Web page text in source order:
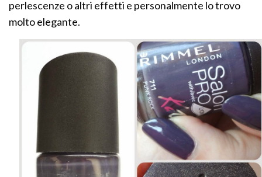
perlescenze o altri effetti e personalmente lo trovo
molto elegante.